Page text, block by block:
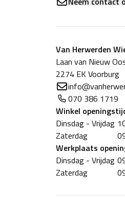
Van Herwerden
Laan van Nieuw
2274 EK Voorburg
070 386 1719
Winkel
Dinsdag - Vrijdag
Zaterdag
Werkplaats
Dinsdag - Vrijdag
Zaterdag